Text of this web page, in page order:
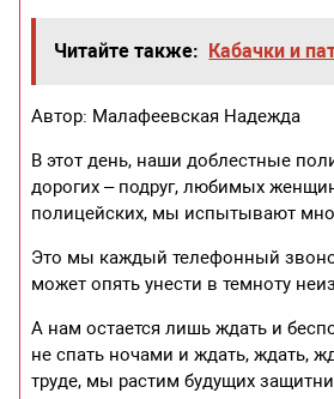
Читайте также: Кабачки и
Автор: Малафеевская Надежда
В этот день, наши доблестные
дорогих – подруг, любимых
полицейских, мы испытывают
Это мы каждый телефонный
может опять унести в темноту
А нам остается лишь ждать и
не спать ночами и ждать, ждать,
труде, мы растим будущих